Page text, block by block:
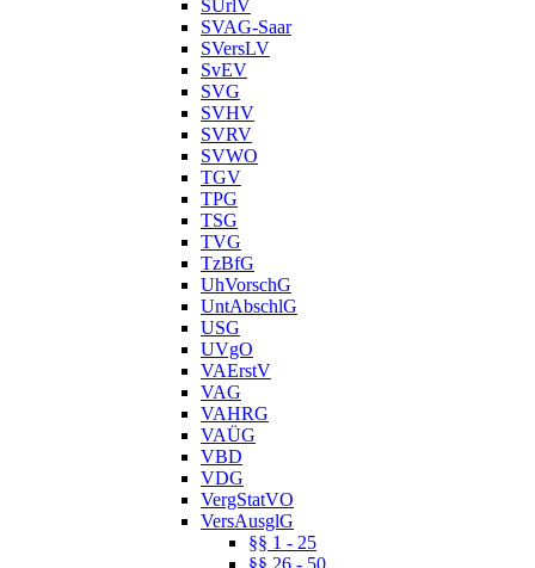
SUrlV
SVAG-Saar
SVersLV
SvEV
SVG
SVHV
SVRV
SVWO
TGV
TPG
TSG
TVG
TzBfG
UhVorschG
UntAbschlG
USG
UVgO
VAErstV
VAG
VAHRG
VAÜG
VBD
VDG
VergStatVO
VersAusglG
§§ 1 - 25
§§ 26 - 50